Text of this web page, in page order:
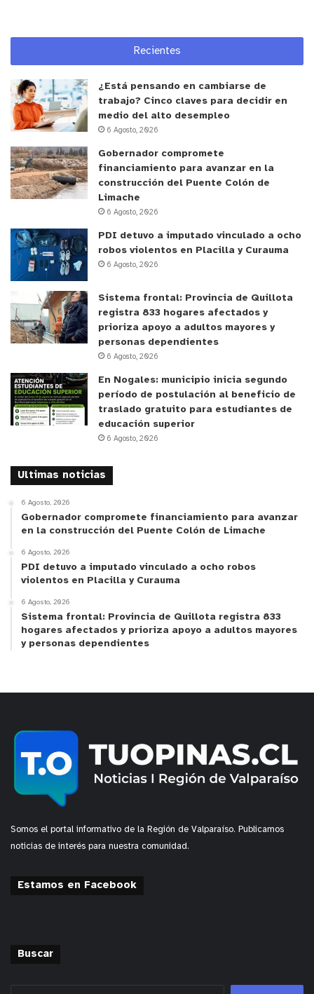
Recientes
¿Está pensando en cambiarse de
trabajo? Cinco claves para decidir en
medio del alto desempleo
6 Agosto, 2026
Gobernador compromete
financiamiento para avanzar en la
construcción del Puente Colón de
Limache
6 Agosto, 2026
PDI detuvo a imputado vinculado a ocho
robos violentos en Placilla y Curauma
6 Agosto, 2026
Sistema frontal: Provincia de Quillota
registra 833 hogares afectados y
prioriza apoyo a adultos mayores y
personas dependientes
6 Agosto, 2026
En Nogales: municipio inicia segundo
período de postulación al beneficio de
traslado gratuito para estudiantes de
educación superior
6 Agosto, 2026
Ultimas noticias
6 Agosto, 2026
Gobernador compromete financiamiento para avanzar
en la construcción del Puente Colón de Limache
6 Agosto, 2026
PDI detuvo a imputado vinculado a ocho robos
violentos en Placilla y Curauma
6 Agosto, 2026
Sistema frontal: Provincia de Quillota registra 833
hogares afectados y prioriza apoyo a adultos mayores
y personas dependientes
Somos el portal informativo de la Región de Valparaíso. Publicamos
noticias de interés para nuestra comunidad.
Estamos en Facebook
Buscar